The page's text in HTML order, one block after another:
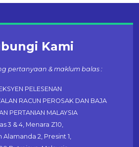
Kami
pertanyaan & maklum balas :
PELESENAN
RACUN PEROSAK DAN BAJA
PERTANIAN MALAYSIA
3 & 4, Menara Z10,
Alamanda 2, Presint 1,